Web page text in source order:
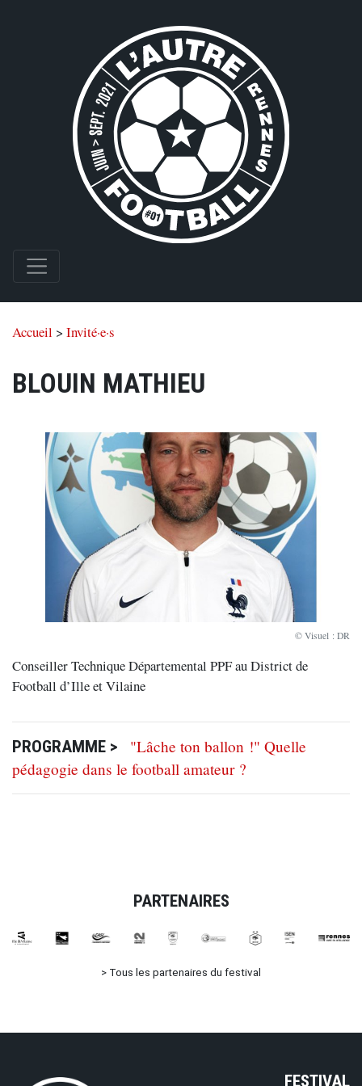
Accueil > Invité·e·s
BLOUIN MATHIEU
© Visuel : DR
Conseiller Technique Départemental PPF au District de
Football d’Ille et Vilaine
PROGRAMME >
"Lâche ton ballon !" Quelle
pédagogie dans le football amateur ?
PARTENAIRES
> Tous les partenaires du festival
FESTIVAL